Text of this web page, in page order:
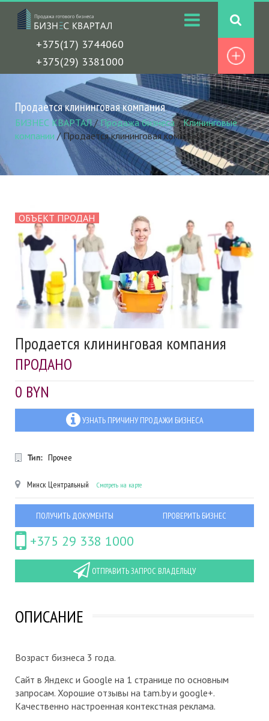
+375(17) 3744060
+375(29) 3381000
Продается клининговая компания
БИЗНЕС КВАРТАЛ/Продажа бизнеса/Клининговые
компании /Продается клининговая компания
ОБЪЕКТ ПРОДАН
Продается клининговая компания
ПРОДАНО
0 BYN
УЗНАТЬ ПРИЧИНУ ПРОДАЖИ БИЗНЕСА
Тип: Прочее
МинскЦентральный Смотреть на карте
ПОЛУЧИТЬ ДОКУМЕНТЫ ПРОВЕРИТЬ БИЗНЕС
+375 29 338 1000
ОТПРАВИТЬ ЗАПРОС ВЛАДЕЛЬЦУ
ОПИСАНИЕ
Возраст бизнеса 3 года.
Сайт в Яндекс и Google на 1 странице по основным
запросам. Хорошие отзывы на tam.by и google+.
Качественно настроенная контекстная реклама.